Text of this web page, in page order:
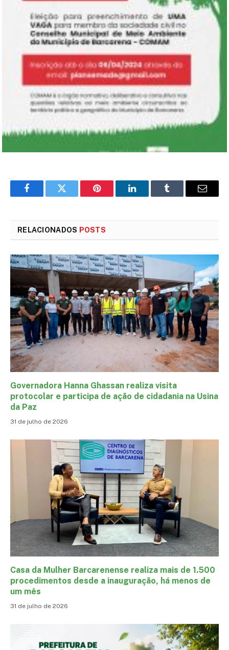
FacebookTwitter Pinterest LinkedInTumblr
E-
RELACIONADOS POSTS
Governadora Hanna Ghassan realiza visita
protocolar e participa de ação de cidadania na Usina
da Paz
31 de julho de 2026
Casa da Mulher Barcarenense realiza mais de 1.500
procedimentos desde a inauguração, há menos de
um mês
31 de julho de 2026